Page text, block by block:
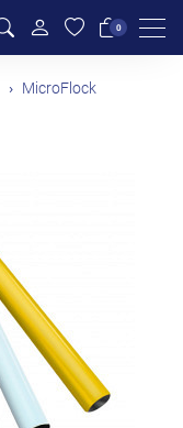
0
MicroFlock